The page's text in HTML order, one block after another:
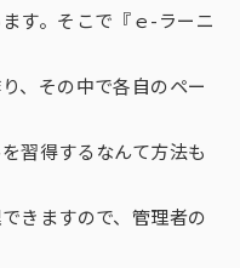
す。そこで『ｅ-ラーニ
、その中で各自のペー
習得するなんて方法も
きますので、管理者の